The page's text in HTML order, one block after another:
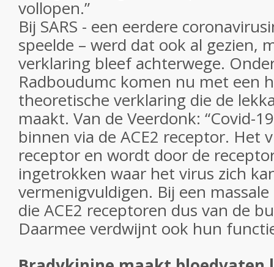
vollopen.”
Bij SARS - een eerdere
speelde – werd dat ook al gezien,
verklaring bleef achterwege.
Radboudumc komen nu met een
theoretische verklaring die de
maakt. Van de Veerdonk: “Covid-
binnen via de ACE2 receptor. Het
receptor en wordt door de
ingetrokken waar het virus zich
vermenigvuldigen. Bij een
die ACE2 receptoren dus van de
Daarmee verdwijnt ook hun